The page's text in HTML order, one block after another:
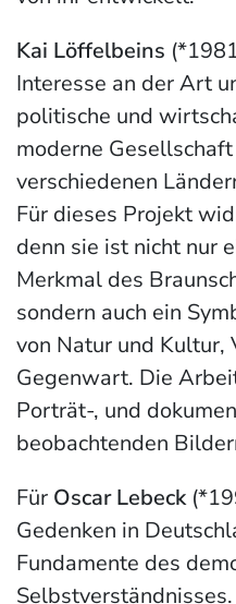
Kai Löffelbeins
Interesse an der Art
politische und
moderne
verschiedenen
Für dieses Projekt
denn sie ist nicht nur
Merkmal des
sondern auch ein
von Natur und Kultur,
Gegenwart. Die
Porträt-, und
beobachtenden
Für Oscar Lebeck
Gedenken in
Fundamente des